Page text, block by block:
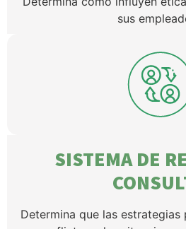
sus
SISTEMA DE
Determina que las